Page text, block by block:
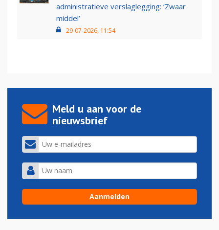
administratieve verslaglegging: ‘Zwaar
middel’
29-07-2026, 11:54
Meld u aan voor de
nieuwsbrief